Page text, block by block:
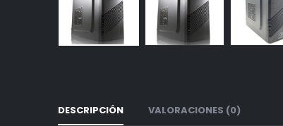
DESCRIPCIÓN VALORACIONES (0)